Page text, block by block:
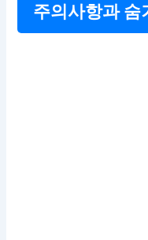
주의사항과 숨